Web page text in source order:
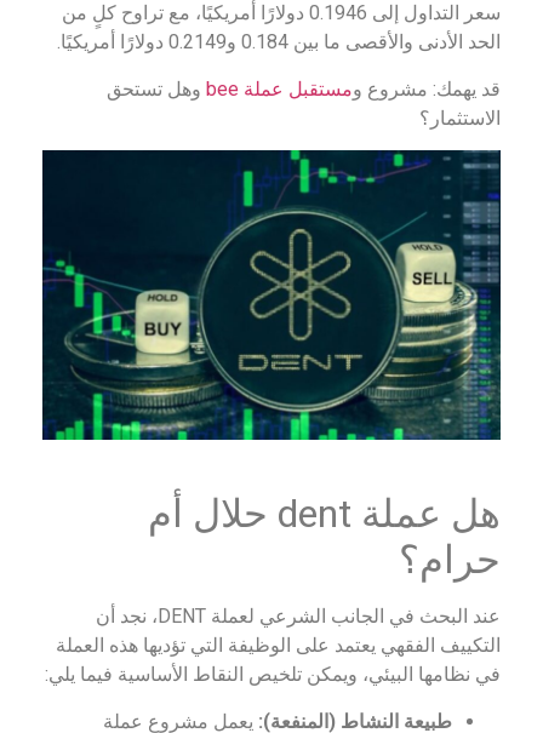
سعر التداول إلى 0.1946 دولارًا أمريكيًا، مع تراوح كلٍ من
الحد الأدنى والأقصى ما بين 0.184 و0.2149 دولارًا أمريكيًا.
قد يهمك: مشروع ومستقبل عملة bee
وهل تستحق
الاستثمار؟
هل عملة dent حلال أم
حرام؟
عند البحث في الجانب الشرعي لعملة DENT، نجد أن
التكييف الفقهي يعتمد على الوظيفة التي تؤديها هذه العملة
في نظامها البيئي، ويمكن تلخيص النقاط الأساسية فيما يلي:
طبيعة النشاط (المنفعة): يعمل مشروع عملة